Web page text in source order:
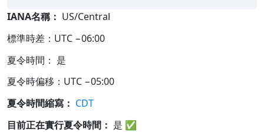
IANA名稱： US/Central
標準時差：UTC −06:00
夏令時間： 是
夏令時偏移：UTC −05:00
夏令時間縮寫： CDT
目前正在實行夏令時間： 是 ✅